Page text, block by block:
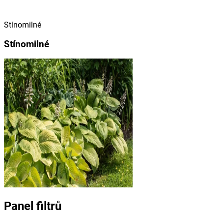
Stínomilné
Stínomilné
Panel filtrů